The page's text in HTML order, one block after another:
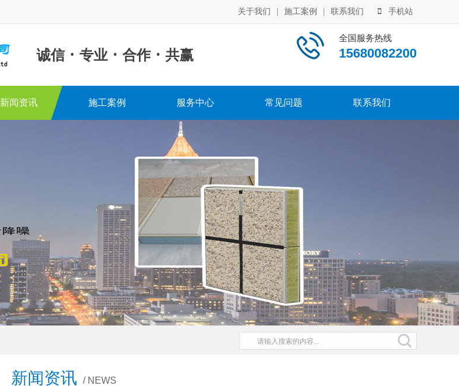
关于我们 施工案例 联系我们 手机站
诚信 · 专业 · 合作 · 共赢
全国服务热线
15680082200
新闻资讯 施工案例 服务中心 常见问题 联系我们
新闻资讯 / NEWS